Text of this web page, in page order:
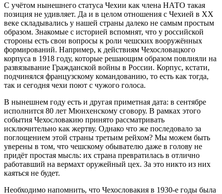
С учётом нынешнего статуса Чехии как члена НАТО такая
позиция не удивляет. Да и в целом отношения с Чехией в ХХ
веке складывались у нашей страны далеко не самым простым
образом. Знакомые с историей вспомнят, что у российской
стороны есть свои вопросы к роли чешских вооружённых
формирований. Например, к действиям Чехословацкого
корпуса в 1918 году, которые решающим образом повлияли на
развязывание Гражданской войны в России. Корпус, кстати,
подчинялся французскому командованию, то есть как тогда,
так и сегодня чехи поют с чужого голоса.
В нынешнем году есть и другая приметная дата: в сентябре
исполнится 80 лет Мюнхенскому сговору. В рамках этого
события Чехословакию принято рассматривать
исключительно как жертву. Однако что же последовало за
поглощением этой страны третьим рейхом? Мы можем быть
уверены в том, что чешскому обывателю даже в голову не
придёт простая мысль: их страна превратилась в отлично
работавший на вермахт оружейный цех. За это никто из них
каяться не будет.
Необходимо напомнить, что Чехословакия в 1930-е годы была